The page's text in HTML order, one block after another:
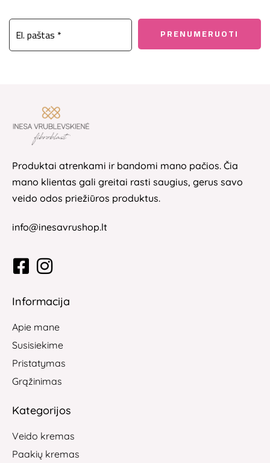
Produktai atrenkami ir bandomi mano pačios. Čia
mano klientas gali greitai rasti saugius, gerus savo
veido odos priežiūros produktus.
info@inesavrushop.lt
Informacija
Apie mane
Susisiekime
Pristatymas
Grąžinimas
Kategorijos
Veido kremas
Paakių kremas